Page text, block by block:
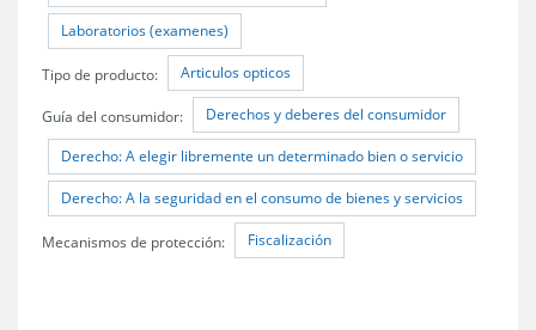
Laboratorios (examenes)
Tipo de producto: Articulos opticos
Guía del consumidor: Derechos y deberes del consumidor
Derecho: A elegir libremente un determinado bien o servicio
Derecho: A la seguridad en el consumo de bienes y servicios
Mecanismos de protección: Fiscalización